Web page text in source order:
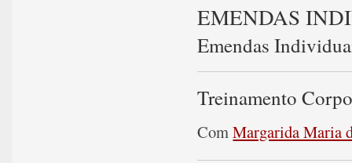
EMENDAS
Emendas
Treinamento
ComMargarida Maria